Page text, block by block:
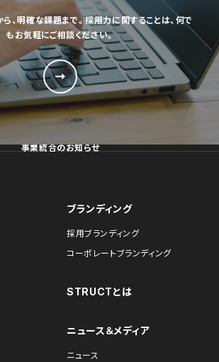
、明確な課題まで。採用力に関することは、何で
もお気軽にご相談ください。
事業統合のお知らせ
ブランディング
採用ブランディング
コーポレートブランディング
STRUCTとは
ニュース＆メディア
ニュース